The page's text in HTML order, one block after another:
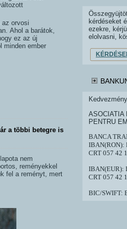
orvosi
Ahol a barátok,
ez az új
minden ember
a többi betegre is
nem
reményekkel
fel a reményt, mert
kérdéseket
ezekre,
elolvasni,
ASOCIATIA
PENTRU
BANCA
IBAN(RON):
CRT 057 42
IBAN(EUR):
CRT 057 42
BIC/SWIFT: